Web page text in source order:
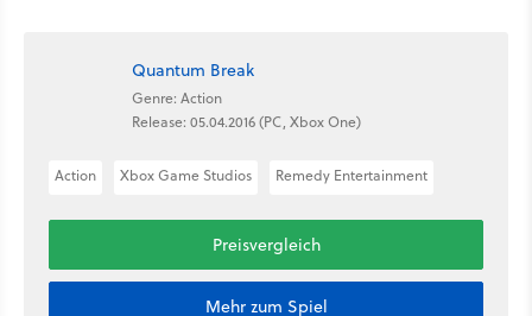
Quantum Break
Genre: Action
Release: 05.04.2016 (PC, Xbox One)
Action Xbox Game Studios Remedy Entertainment
Preisvergleich
Mehr zum Spiel